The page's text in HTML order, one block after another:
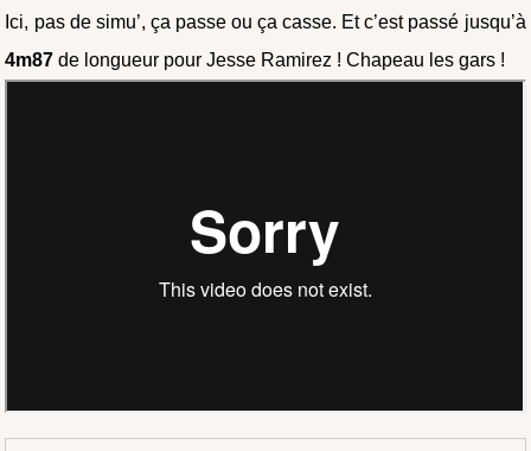
Ici, pas de simu’, ça passe ou ça casse. Et c’est passé jusqu’à
4m87de longueur pour Jesse Ramirez ! Chapeau les gars !